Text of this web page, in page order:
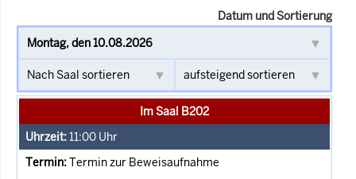
Datum und Sortierung
Im Saal B202
11:00 Uhr
Termin zur Beweisaufnahme